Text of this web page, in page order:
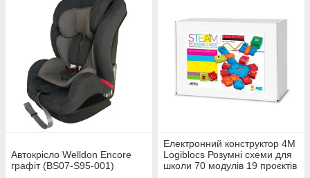
Автокрісло Welldon Encore
графіт (BS07-S95-001)
Електронний конструктор 4M
Logiblocs Розумні схеми для
школи 70 модулів 19 проєктів